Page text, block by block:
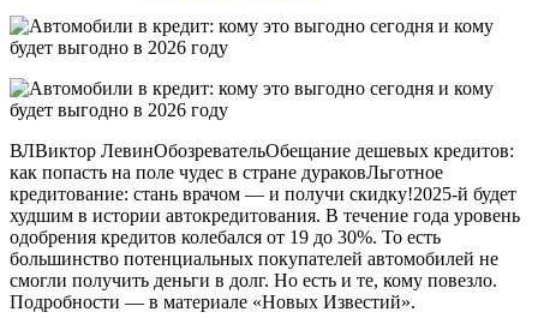
ВЛВиктор ЛевинОбозревательОбещание дешевых кредитов:
как попасть на поле чудес в стране дураковЛьготное
кредитование: стань врачом — и получи скидку!2025-й будет
худшим в истории автокредитования. В течение года уровень
одобрения кредитов колебался от 19 до 30%. То есть
большинство потенциальных покупателей автомобилей не
смогли получить деньги в долг. Но есть и те, кому повезло.
Подробности — в материале «Новых Известий».